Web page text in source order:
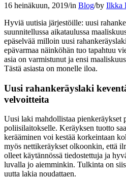
16 heinäkuun, 2019/in Blog/by Ilkka
Hyviä uutisia järjestöille: uusi
suunnitellussa aikataulussa
epäselvää milloin uusi
epävarmaa näinköhän tuo tapahtuu
asia on varmistunut ja ensi
Tästä asiasta on monelle iloa.
Uusi rahankeräyslaki
velvoitteita
Uusi laki mahdollistaa pienkeräykset
poliisilaitokselle. Keräyksen tuotto
kerääminen voi kestää korkeintaan
myös nettikeräykset olkoonkin, että
olleet käytännössä tiedostettuja ja
luvalla jo aiemminkin. Tulkinta on
uutta lakia noudattaen.